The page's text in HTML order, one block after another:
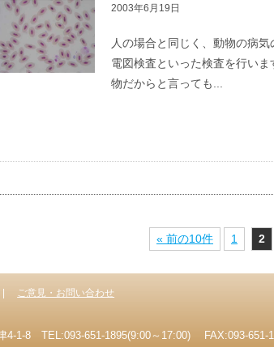
2003年6月19日
人の場合と同じく、動物の病
電図検査といった検査を行い
物だからと言っても...
« 前の10件 1 2
ご意見・お問い合わせ
4-1-8 TEL:093-651-1895(9:00～17:00) FAX:093-651-